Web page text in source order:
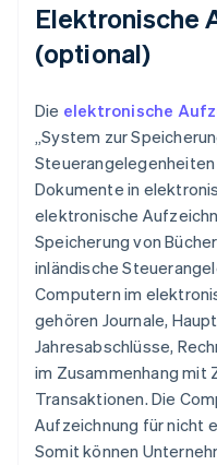
Elektronische
(optional)
Die elektronische
„System zur
Dokumente in
elektronische
Speicherung von
inländische
Computern im
gehören Journale,
Jahresabschlüsse,
im Zusammenhang mit
Transaktionen. Die
Aufzeichnung für nicht
Somit können